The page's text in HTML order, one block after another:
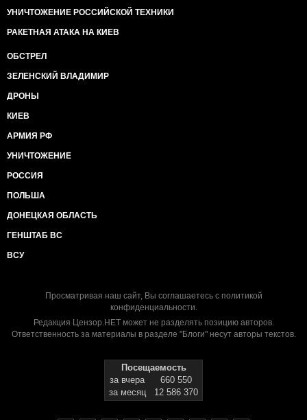
УНИЧТОЖЕНИЕ РОССИЙСКОЙ ТЕХНИКИ
РАКЕТНАЯ АТАКА НА КИЕВ
ОБСТРЕЛ
ЗЕЛЕНСКИЙ ВЛАДИМИР
ДРОНЫ
КИЕВ
АРМИЯ РФ
УНИЧТОЖЕНИЕ
РОССИЯ
ПОЛЬША
ДОНЕЦКАЯ ОБЛАСТЬ
ГЕНШТАБ ВС
ВСУ
Просматривая наш сайт, Вы соглашаетесь с политикой
конфиденциальности.
Редакция Цензор.НЕТ может не разделять позицию авторов.
Ответственность за материалы в разделе "Блоги" несут авторы текстов.
Посещаемость
за вчера
660 550
за месяц
12 586 370